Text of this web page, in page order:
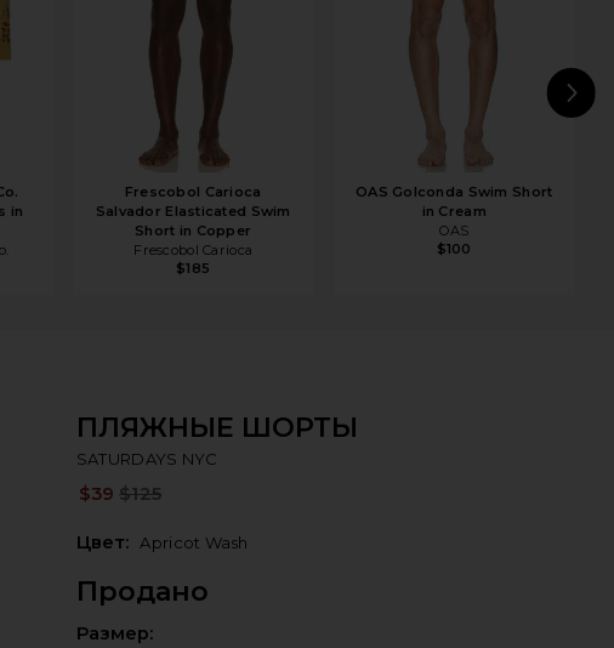
in
Frescobol Carioca
Salvador Elasticated Swim
Short in Copper
Frescobol Carioca
$185
OAS Golconda Swim Short
in Cream
OAS
$100
ПЛЯЖНЫЕ ШОРТЫ
SATURDAYS NYC
$39 $125
Цвет: Apricot Wash
Продано
Размер: